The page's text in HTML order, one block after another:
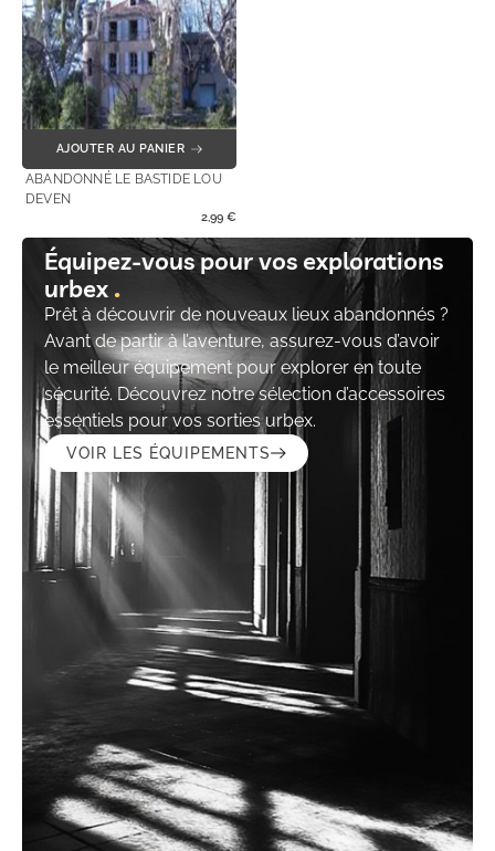
AJOUTER AU PANIER
ABANDONNÉ LE BASTIDE LOU
DEVEN
2,99 €
Équipez-vous pour vos explorations
urbex
Prêt à découvrir de nouveaux lieux abandonnés ?
Avant de partir à l’aventure, assurez-vous d’avoir
le meilleur équipement pour explorer en toute
sécurité. Découvrez notre sélection d’accessoires
essentiels pour vos sorties urbex.
VOIR LES ÉQUIPEMENTS